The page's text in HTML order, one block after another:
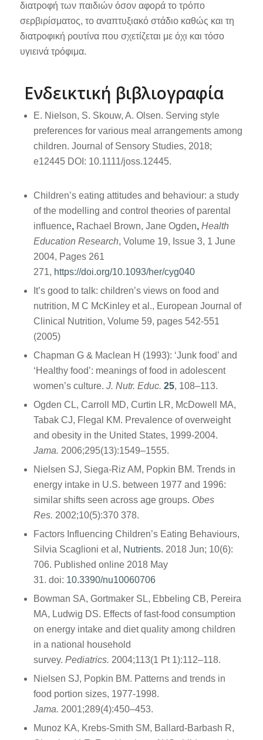
διατροφή των παιδιών όσον αφορά το τρόπο
σερβιρίσματος, το αναπτυξιακό στάδιο καθώς και τη
διατροφική ρουτίνα που σχετίζεται με όχι και τόσο
υγιεινά τρόφιμα.
Ενδεικτική βιβλιογραφία
E. Nielson, S. Skouw, A. Olsen. Serving style
preferences for various meal arrangements among
children. Journal of Sensory Studies, 2018;
e12445 DOI: 10.1111/joss.12445.
Children’s eating attitudes and behaviour: a study
of the modelling and control theories of parental
influence, Rachael Brown, Jane Ogden, Health
Education Research, Volume 19, Issue 3, 1 June
2004, Pages 261
271, https://doi.org/10.1093/her/cyg040
It’s good to talk: children’s views on food and
nutrition, Μ C McKinley et al., European Journal of
Clinical Nutrition, Volume 59, pages 542-551
(2005)
Chapman G & Maclean H (1993): ‘Junk food’ and
‘Healthy food’: meanings of food in adolescent
women’s culture. J. Nutr. Educ. 25, 108–113.
Ogden CL, Carroll MD, Curtin LR, McDowell MA,
Tabak CJ, Flegal KM. Prevalence of overweight
and obesity in the United States, 1999-2004.
Jama. 2006;295(13):1549–1555.
Nielsen SJ, Siega-Riz AM, Popkin BM. Trends in
energy intake in U.S. between 1977 and 1996:
similar shifts seen across age groups. Obes
Res. 2002;10(5):370 378.
Factors Influencing Children’s Eating Behaviours,
Silvia Scaglioni et al, Nutrients. 2018 Jun; 10(6):
706. Published online 2018 May
31. doi: 10.3390/nu10060706
Bowman SA, Gortmaker SL, Ebbeling CB, Pereira
MA, Ludwig DS. Effects of fast-food consumption
on energy intake and diet quality among children
in a national household
survey. Pediatrics. 2004;113(1 Pt 1):112–118.
Nielsen SJ, Popkin BM. Patterns and trends in
food portion sizes, 1977-1998.
Jama. 2001;289(4):450–453.
Munoz KA, Krebs-Smith SM, Ballard-Barbash R,